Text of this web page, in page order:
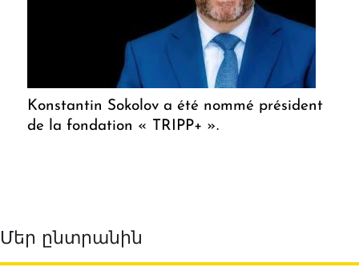
Konstantin Sokolov a été nommé président
de la fondation « TRIPP+ ».
Մեր ընտրանին